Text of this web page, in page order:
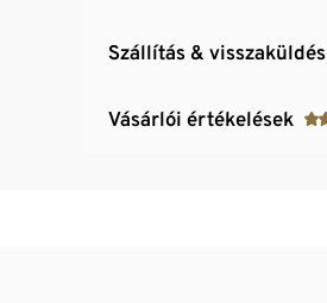
Szállítás & visszaküldés
Vásárlói értékelések